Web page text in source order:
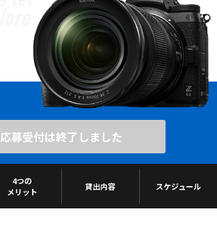
応募受付は終了しました
4つの
メリット
貸出内容 スケジュール